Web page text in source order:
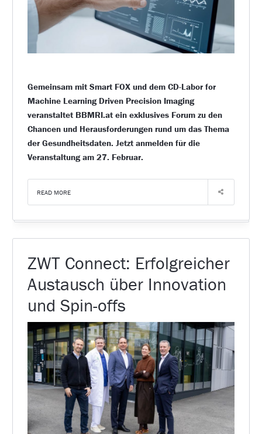
Gemeinsam mit Smart FOX und dem CD-Labor for
Machine Learning Driven Precision Imaging
veranstaltet BBMRI.at ein exklusives Forum zu den
Chancen und Herausforderungen rund um das Thema
der Gesundheitsdaten. Jetzt anmelden für die
Veranstaltung am 27. Februar.
READ MORE
ZWT Connect: Erfolgreicher
Austausch über Innovation
und Spin-offs